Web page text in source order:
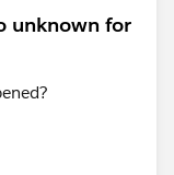
unknown for